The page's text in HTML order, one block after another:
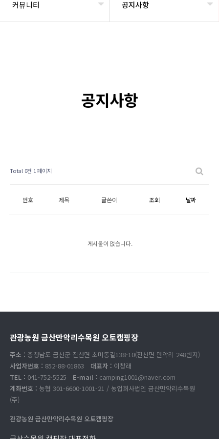
커뮤니티 공지사항
공지사항
Total 0건 1 페이지
번호 제목 글쓴이 조회 날짜
게시물이 없습니다.
관광농원 금산만악리수목원 오토캠핑장
주소 : 충청남도 금산군 진산면 초미동길138-10(진산면 만악리 248번지)
사업자번호 : 852-88-01863 대표자 : 이창래
TEL : 041-752-5525 E-mail : camping1001@naver.com
계좌번호 : 농협 301-6600-1001-21 / 농업회사법인 금산만악리수목원
(주)
관광농원 금산만악리수목원 오토캠핑장